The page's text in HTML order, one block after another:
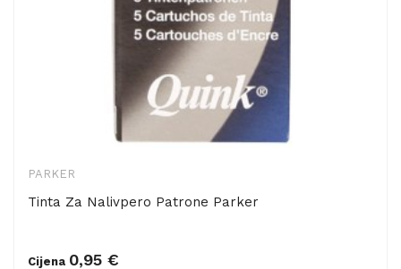
PARKER
Tinta Za Nalivpero Patrone Parker
Cijena 0,95 €
Dodaj u košaricu